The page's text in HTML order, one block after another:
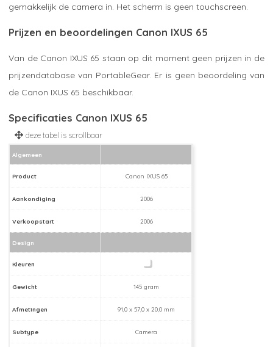
gemakkelijk de camera in. Het scherm is geen touchscreen.
Prijzen en beoordelingen Canon IXUS 65
Van de Canon IXUS 65 staan op dit moment geen prijzen in de
prijzendatabase van PortableGear. Er is geen beoordeling van
de Canon IXUS 65 beschikbaar.
Specificaties Canon IXUS 65
Algemeen
Product Canon IXUS 65
Aankondiging 2006
Verkoopstart 2006
Design
Kleuren
Gewicht 145 gram
Afmetingen 91,0 x 57,0 x 20,0 mm
Subtype Camera